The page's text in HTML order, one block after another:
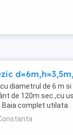
diametrul de 6 m
de 120m sec.,cu
complet utilata.